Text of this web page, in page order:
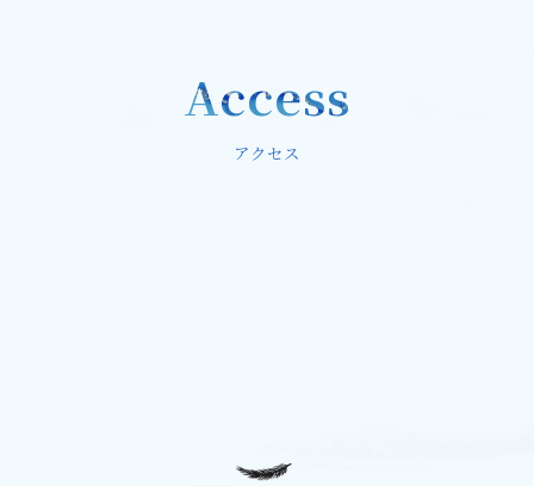
Access
アクセス